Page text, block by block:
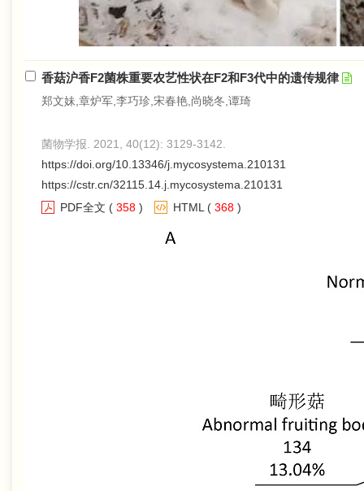
香菇沪香F2菌株重要农艺性状在F2和F3代中的遗传规律
郑文妹,章炉军,李巧珍,宋春艳,尚晓冬,谭琦
菌物学报. 2021, 40(12): 3129-3142.
https://doi.org/10.13346/j.mycosystema.210131
https://cstr.cn/32115.14.j.mycosystema.210131
PDF全文 ( 358 ) HTML ( 368 )